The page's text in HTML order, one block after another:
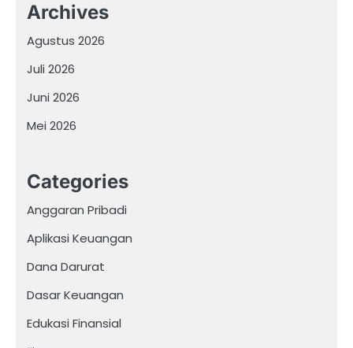
Archives
Agustus 2026
Juli 2026
Juni 2026
Mei 2026
Categories
Anggaran Pribadi
Aplikasi Keuangan
Dana Darurat
Dasar Keuangan
Edukasi Finansial